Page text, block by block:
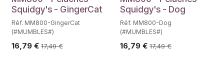
Squidgy's - GingerCat
Réf. MM800-GingerCat
(#MUMBLES#)
16,79 € 17,49€
Squidgy's - Dog
Réf. MM800-Dog
(#MUMBLES#)
16,79€ 17,49€